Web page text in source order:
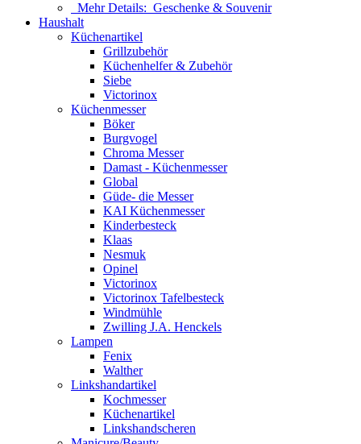
Mehr Details: Geschenke & Souvenir
Haushalt
Küchenartikel
Grillzubehör
Küchenhelfer & Zubehör
Siebe
Victorinox
Küchenmesser
Böker
Burgvogel
Chroma Messer
Damast - Küchenmesser
Global
Güde- die Messer
KAI Küchenmesser
Kinderbesteck
Klaas
Nesmuk
Opinel
Victorinox
Victorinox Tafelbesteck
Windmühle
Zwilling J.A. Henckels
Lampen
Fenix
Walther
Linkshandartikel
Kochmesser
Küchenartikel
Linkshandscheren